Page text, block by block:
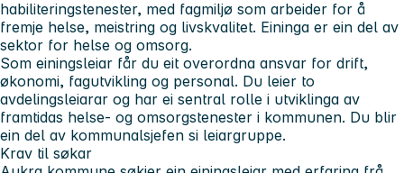
habiliteringstenester, med fagmiljø som arbeider for å
fremje helse, meistring og livskvalitet. Eininga er ein del av
sektor for helse og omsorg.
Som einingsleiar får du eit overordna ansvar for drift,
økonomi, fagutvikling og personal. Du leier to
avdelingsleiarar og har ei sentral rolle i utviklinga av
framtidas helse- og omsorgstenester i kommunen. Du blir
ein del av kommunalsjefen si leiargruppe.
Krav til søkar